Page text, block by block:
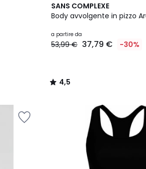
SANS COMPLEXE
Body avvolgente in pizzo
a partire da
53,99 € 37,79 € -30%
4,5
/ 5
2
Colori
4,5
/